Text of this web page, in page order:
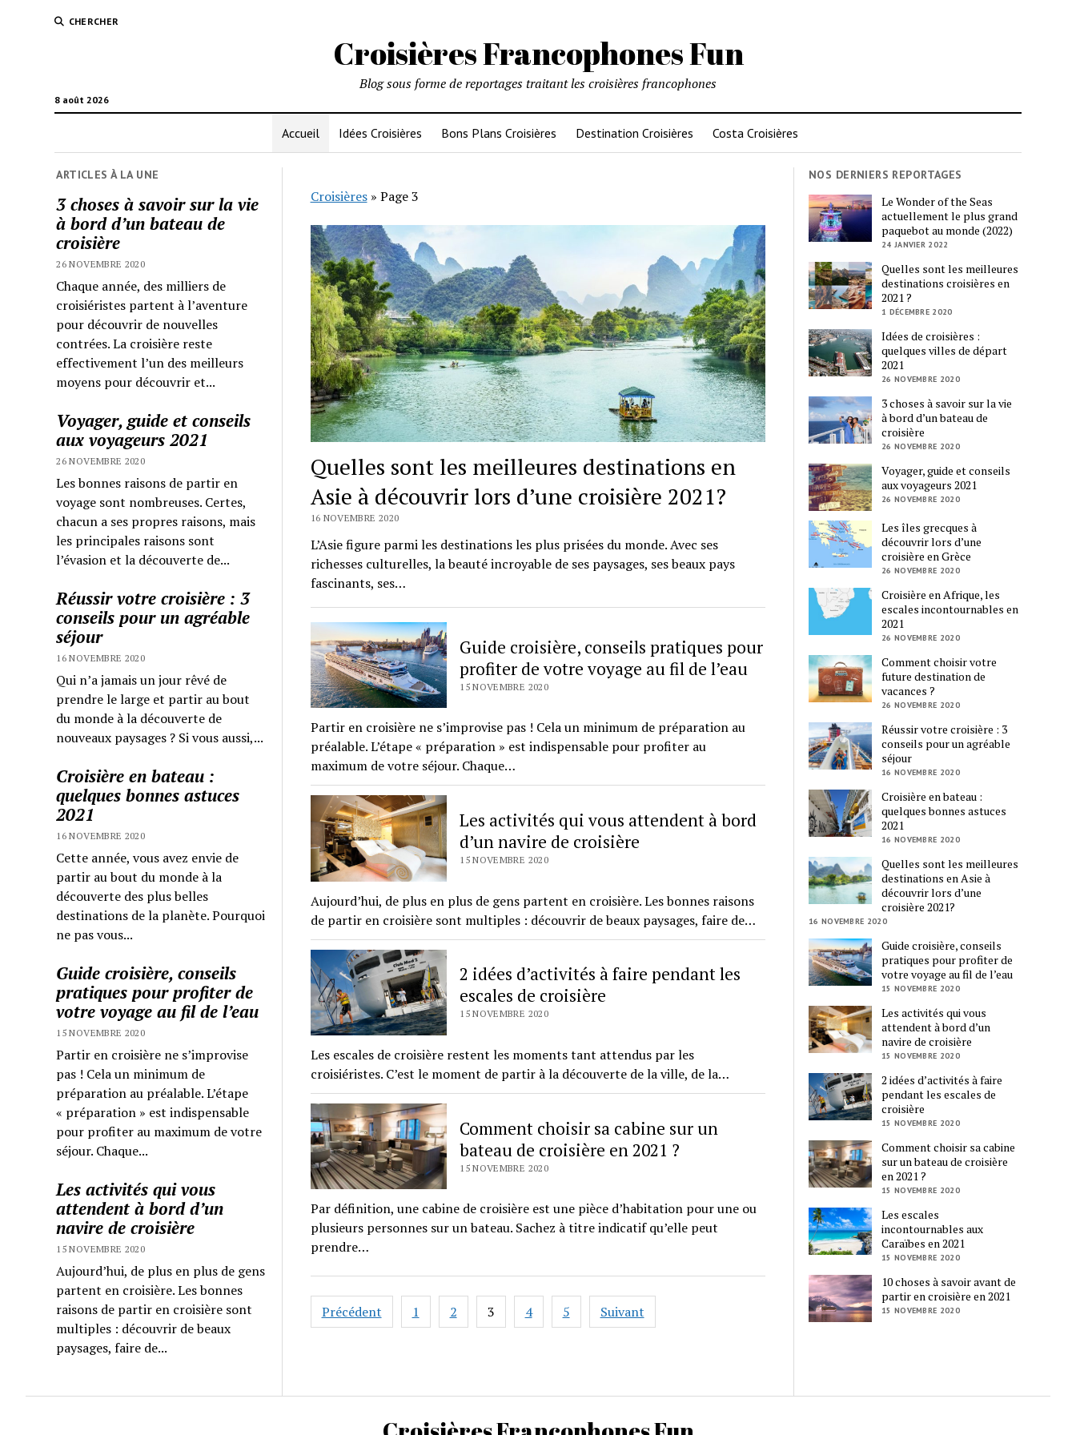
CHERCHER
Croisières Francophones Fun
8 août 2026
Blog sous forme de reportages traitant les croisières francophones
Accueil Idées Croisières Bons Plans Croisières Destination Croisières Costa Croisières
ARTICLES À LA UNE
3 choses à savoir sur la vie
à bord d’un bateau de
croisière
26 NOVEMBRE 2020
Chaque année, des milliers de
croisiéristes partent à l’aventure
pour découvrir de nouvelles
contrées. La croisière reste
effectivement l’un des meilleurs
moyens pour découvrir et...
Voyager, guide et conseils
aux voyageurs 2021
26 NOVEMBRE 2020
Les bonnes raisons de partir en
voyage sont nombreuses. Certes,
chacun a ses propres raisons, mais
les principales raisons sont
l’évasion et la découverte de...
Réussir votre croisière : 3
conseils pour un agréable
séjour
16 NOVEMBRE 2020
Qui n’a jamais un jour rêvé de
prendre le large et partir au bout
du monde à la découverte de
nouveaux paysages ? Si vous aussi,...
Croisière en bateau :
quelques bonnes astuces
2021
16 NOVEMBRE 2020
Cette année, vous avez envie de
partir au bout du monde à la
découverte des plus belles
destinations de la planète. Pourquoi
ne pas vous...
Guide croisière, conseils
pratiques pour profiter de
votre voyage au fil de l’eau
15 NOVEMBRE 2020
Partir en croisière ne s’improvise
pas ! Cela un minimum de
préparation au préalable. L’étape
« préparation » est indispensable
pour profiter au maximum de votre
séjour. Chaque...
Les activités qui vous
attendent à bord d’un
navire de croisière
15 NOVEMBRE 2020
Aujourd’hui, de plus en plus de gens
partent en croisière. Les bonnes
raisons de partir en croisière sont
multiples : découvrir de beaux
paysages, faire de...
Croisières» Page 3
Croisières
Francophones
Fun
Quelles sont les meilleures destinations en
Asie à découvrir lors d’une croisière 2021?
16 NOVEMBRE 2020
L’Asie figure parmi les destinations les plus prisées du monde. Avec ses
richesses culturelles, la beauté incroyable de ses paysages, ses beaux pays
fascinants, ses…
Guide croisière, conseils pratiques pour
profiter de votre voyage au fil de l’eau
15 NOVEMBRE 2020
Partir en croisière ne s’improvise pas ! Cela un minimum de préparation au
préalable. L’étape « préparation » est indispensable pour profiter au
maximum de votre séjour. Chaque…
Les activités qui vous attendent à bord
d’un navire de croisière
15 NOVEMBRE 2020
Aujourd’hui, de plus en plus de gens partent en croisière. Les bonnes raisons
de partir en croisière sont multiples : découvrir de beaux paysages, faire de…
2 idées d’activités à faire pendant les
escales de croisière
15 NOVEMBRE 2020
Les escales de croisière restent les moments tant attendus par les
croisiéristes. C’est le moment de partir à la découverte de la ville, de la…
Comment choisir sa cabine sur un
bateau de croisière en 2021 ?
15 NOVEMBRE 2020
Par définition, une cabine de croisière est une pièce d’habitation pour une ou
plusieurs personnes sur un bateau. Sachez à titre indicatif qu’elle peut
prendre…
Navigation
des
Précédent 1 2 3 4 5 Suivant
NOS DERNIERS REPORTAGES
Le Wonder of the Seas
actuellement le plus grand
paquebot au monde (2022)
24 JANVIER 2022
Quelles sont les meilleures
destinations croisières en
2021 ?
1 DÉCEMBRE 2020
Idées de croisières :
quelques villes de départ
2021
26 NOVEMBRE 2020
3 choses à savoir sur la vie
à bord d’un bateau de
croisière
26 NOVEMBRE 2020
Voyager, guide et conseils
aux voyageurs 2021
26 NOVEMBRE 2020
Les îles grecques à
découvrir lors d’une
croisière en Grèce
26 NOVEMBRE 2020
Croisière en Afrique, les
escales incontournables en
2021
26 NOVEMBRE 2020
Comment choisir votre
future destination de
vacances ?
26 NOVEMBRE 2020
Réussir votre croisière : 3
conseils pour un agréable
séjour
16 NOVEMBRE 2020
Croisière en bateau :
quelques bonnes astuces
2021
16 NOVEMBRE 2020
Quelles sont les meilleures
destinations en Asie à
découvrir lors d’une
croisière 2021?
16 NOVEMBRE 2020
Guide croisière, conseils
pratiques pour profiter de
votre voyage au fil de l’eau
15 NOVEMBRE 2020
Les activités qui vous
attendent à bord d’un
navire de croisière
15 NOVEMBRE 2020
2 idées d’activités à faire
pendant les escales de
croisière
15 NOVEMBRE 2020
Comment choisir sa cabine
sur un bateau de croisière
en 2021 ?
15 NOVEMBRE 2020
Les escales
incontournables aux
Caraïbes en 2021
15 NOVEMBRE 2020
10 choses à savoir avant de
partir en croisière en 2021
15 NOVEMBRE 2020